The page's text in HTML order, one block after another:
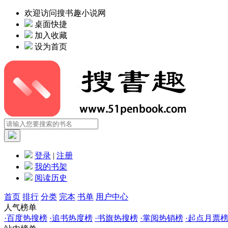
欢迎访问搜书趣小说网
桌面快捷
加入收藏
设为首页
登录 | 注册
我的书架
阅读历史
首页 排行 分类 完本 书单 用户中心
人气榜单
·百度热搜榜 ·追书热度榜 ·书旗热搜榜 ·掌阅热销榜 ·起点月票榜